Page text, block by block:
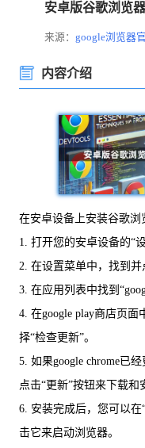
安卓版谷歌浏览
来源：google浏览器
内容介绍
在安卓设备上安装谷歌浏
1. 打开您的安卓设备的“设
2. 在设置菜单中，找到并
3. 在应用列表中找到
4. 在google play商店页
择“检查更新”。
5. 如果google chrome已
点击“更新”按钮来下载和
6. 安装完成后，您可以在
击它来启动浏览器。